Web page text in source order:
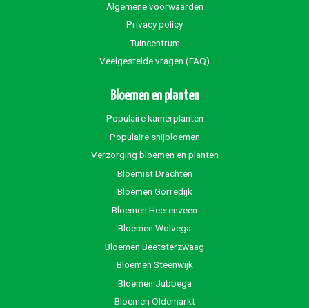
Algemene voorwaarden
Privacy policy
Tuincentrum
Veelgestelde vragen (FAQ)
Bloemen en planten
Populaire kamerplanten
Populaire snijbloemen
Verzorging bloemen en planten
Bloemist Drachten
Bloemen Gorredijk
Bloemen Heerenveen
Bloemen Wolvega
Bloemen Beetsterzwaag
Bloemen Steenwijk
Bloemen Jubbega
Bloemen Oldemarkt